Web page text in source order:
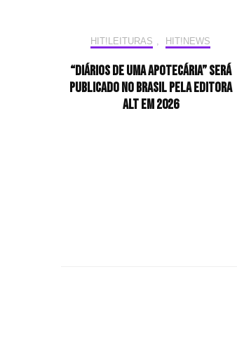
HIT!LEITURAS , HIT!NEWS
“Diários de uma Apotecária” será
publicado no Brasil pela Editora
Alt em 2026